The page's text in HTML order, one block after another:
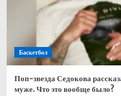
Баскетбол
Поп-звезда Седокова
муже. Что это вообще было?